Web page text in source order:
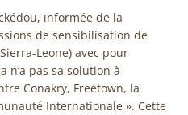
informée de la
de sensibilisation de
Leone) avec pour
n’a pas sa solution à
Conakry, Freetown, la
Internationale ». Cette